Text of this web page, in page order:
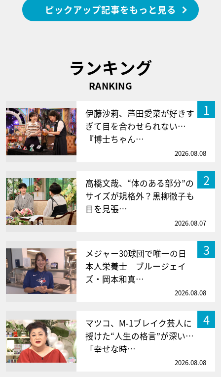
ピックアップ記事をもっと見る
ランキング
RANKING
1
伊藤沙莉、芦田愛菜が好きす
ぎて目を合わせられない…
『博士ちゃん…
2026.08.08
2
高橋文哉、“体のある部分”の
サイズが規格外？黒柳徹子も
目を見張…
2026.08.07
3
メジャー30球団で唯一の日
本人栄養士 ブルージェイ
ズ・岡本和真…
2026.08.08
4
マツコ、M-1ブレイク芸人に
授けた“人生の格言”が深い…
「幸せな時…
2026.08.08